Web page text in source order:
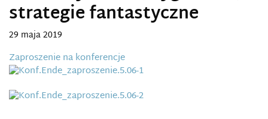
strategie fantastyczne
29 maja 2019
Zaproszenie na konferencje